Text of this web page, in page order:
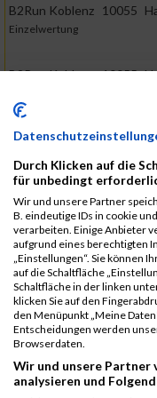
B2Run Koblenz
Einzelwertung
10055
B2Run Koblenz
weiblich
10055
B2Run Koblenz
weiblich
10055
B2Run Koblenz
Teamwertung
mixed
10055
B2Run Koblenz
Teamwertung
weiblich
10055
Legende:
GPos = Geschlechter
Team Position, DNS =
Disqualifiziert
Durch Klicken auf die
für unbedingt
Wir und unsere Partner
B. eindeutige IDs in cookie
verarbeiten. Einige Anbieter
aufgrund eines berechtigten
„Einstellungen“. Sie können
auf die Schaltfläche
Schaltfläche in der linken
klicken Sie auf den
den Menüpunkt „Meine
Entscheidungen werden
Browserdaten.
Wir und unsere Partner
analysieren und